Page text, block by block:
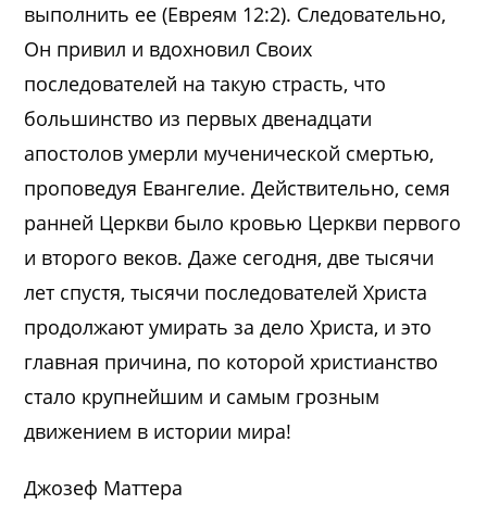
выполнить ее (Евреям 12:2). Следовательно,
Он привил и вдохновил Своих
последователей на такую страсть, что
большинство из первых двенадцати
апостолов умерли мученической смертью,
проповедуя Евангелие. Действительно, семя
ранней Церкви было кровью Церкви первого
и второго веков. Даже сегодня, две тысячи
лет спустя, тысячи последователей Христа
продолжают умирать за дело Христа, и это
главная причина, по которой христианство
стало крупнейшим и самым грозным
движением в истории мира!
Джозеф Маттера